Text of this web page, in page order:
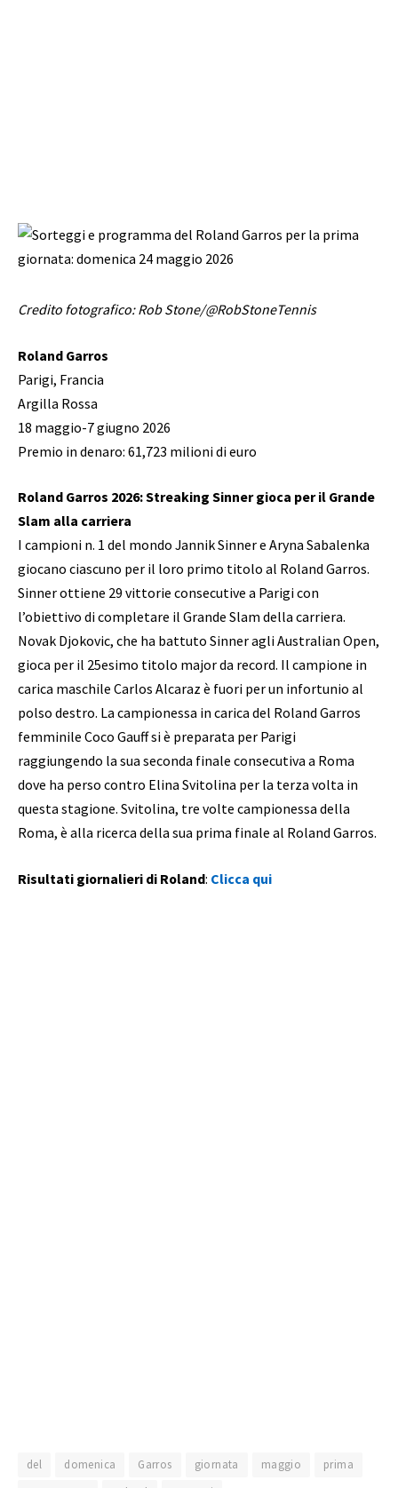
Credito fotografico: Rob Stone/@RobStoneTennis
Roland Garros
Parigi, Francia
Argilla Rossa
18 maggio-7 giugno 2026
Premio in denaro: 61,723 milioni di euro
Roland Garros 2026: Streaking Sinner gioca per il Grande
Slam alla carriera
I campioni n. 1 del mondo Jannik Sinner e Aryna Sabalenka
giocano ciascuno per il loro primo titolo al Roland Garros.
Sinner ottiene 29 vittorie consecutive a Parigi con
l’obiettivo di completare il Grande Slam della carriera.
Novak Djokovic, che ha battuto Sinner agli Australian Open,
gioca per il 25esimo titolo major da record. Il campione in
carica maschile Carlos Alcaraz è fuori per un infortunio al
polso destro. La campionessa in carica del Roland Garros
femminile Coco Gauff si è preparata per Parigi
raggiungendo la sua seconda finale consecutiva a Roma
dove ha perso contro Elina Svitolina per la terza volta in
questa stagione. Svitolina, tre volte campionessa della
Roma, è alla ricerca della sua prima finale al Roland Garros.
Risultati giornalieri di Roland: Clicca qui
del domenica Garros giornata maggio
prima